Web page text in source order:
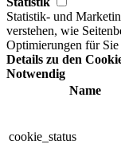
Statistik- und
verstehen, wie
Optimierungen für Sie
Details zu den
Notwendig
Name
cookie_status